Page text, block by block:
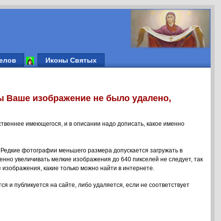
Иконы Святых
Ваше изображение не было удалено,
имеющегося, и в описании надо дописать, какое именно
фотографии меньшего размера допускается загружать в
увеличивать мелкие изображения до 640 пикселей не следует, так
какие только можно найти в интернете.
и публикуется на сайте, либо удаляется, если не соответствует